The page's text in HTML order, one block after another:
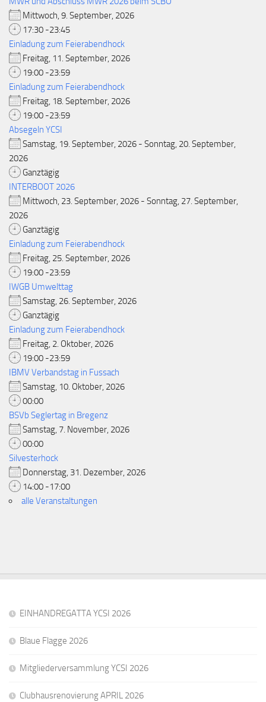
Mittwoch, 9. September, 2026
17:30 -23:45
Einladung zum Feierabendhock
Freitag, 11. September, 2026
19:00 -23:59
Einladung zum Feierabendhock
Freitag, 18. September, 2026
19:00 -23:59
Absegeln YCSI
Samstag, 19. September, 2026 - Sonntag, 20. September,
2026
Ganztägig
INTERBOOT 2026
Mittwoch, 23. September, 2026 - Sonntag, 27. September,
2026
Ganztägig
Einladung zum Feierabendhock
Freitag, 25. September, 2026
19:00 -23:59
IWGB Umwelttag
Samstag, 26. September, 2026
Ganztägig
Einladung zum Feierabendhock
Freitag, 2. Oktober, 2026
19:00 -23:59
IBMV Verbandstag in Fussach
Samstag, 10. Oktober, 2026
00:00
BSVb Seglertag in Bregenz
Samstag, 7. November, 2026
00:00
Silvesterhock
Donnerstag, 31. Dezember, 2026
14:00 -17:00
alle Veranstaltungen
EINHANDREGATTA YCSI 2026
Blaue Flagge 2026
Mitgliederversammlung YCSI 2026
Clubhausrenovierung APRIL 2026